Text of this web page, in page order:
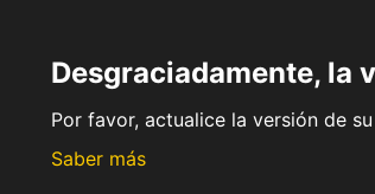
Desgraciadamente, la
Por favor, actualice la versión de
Saber más